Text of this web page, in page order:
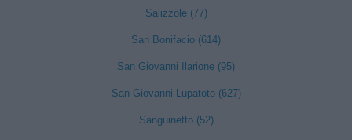
Salizzole (77)
San Bonifacio (614)
San Giovanni Ilarione (95)
San Giovanni Lupatoto (627)
Sanguinetto (52)